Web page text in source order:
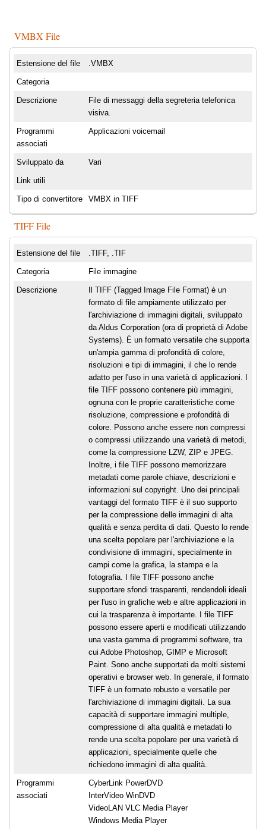
VMBX File
Estensione del file .VMBX
Categoria
Descrizione
File di messaggi della segreteria telefonica
visiva.
Programmi
associati
Applicazioni voicemail
Sviluppato da Vari
Link utili
Tipo di convertitore VMBX in TIFF
TIFF File
Estensione del file .TIFF, .TIF
Categoria File immagine
Descrizione
Il TIFF (Tagged Image File Format) è un
formato di file ampiamente utilizzato per
l'archiviazione di immagini digitali, sviluppato
da Aldus Corporation (ora di proprietà di Adobe
Systems). È un formato versatile che supporta
un'ampia gamma di profondità di colore,
risoluzioni e tipi di immagini, il che lo rende
adatto per l'uso in una varietà di applicazioni. I
file TIFF possono contenere più immagini,
ognuna con le proprie caratteristiche come
risoluzione, compressione e profondità di
colore. Possono anche essere non compressi
o compressi utilizzando una varietà di metodi,
come la compressione LZW, ZIP e JPEG.
Inoltre, i file TIFF possono memorizzare
metadati come parole chiave, descrizioni e
informazioni sul copyright. Uno dei principali
vantaggi del formato TIFF è il suo supporto
per la compressione delle immagini di alta
qualità e senza perdita di dati. Questo lo rende
una scelta popolare per l'archiviazione e la
condivisione di immagini, specialmente in
campi come la grafica, la stampa e la
fotografia. I file TIFF possono anche
supportare sfondi trasparenti, rendendoli ideali
per l'uso in grafiche web e altre applicazioni in
cui la trasparenza è importante. I file TIFF
possono essere aperti e modificati utilizzando
una vasta gamma di programmi software, tra
cui Adobe Photoshop, GIMP e Microsoft
Paint. Sono anche supportati da molti sistemi
operativi e browser web. In generale, il formato
TIFF è un formato robusto e versatile per
l'archiviazione di immagini digitali. La sua
capacità di supportare immagini multiple,
compressione di alta qualità e metadati lo
rende una scelta popolare per una varietà di
applicazioni, specialmente quelle che
richiedono immagini di alta qualità.
Programmi
associati
CyberLink PowerDVD
InterVideo WinDVD
VideoLAN VLC Media Player
Windows Media Player